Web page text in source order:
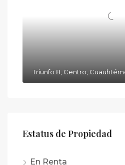
Estatus de Propiedad
En Renta